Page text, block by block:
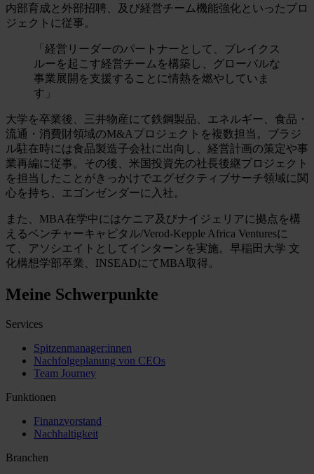
内部育成と外部招聘、及び経営チーム機能強化といったプロ
ジェクトに従事。
「経営リーダーのパートナーとして、ブレイクス
ルーを起こす経営チームを構築し、グローバルな
事業展開を支援することに情熱を燃やしていま
す」
大学を卒業後、三井物産にて鉄鋼製品、エネルギー、食品・
流通・消費財領域のM&Aプロジェクトを複数担当。ブラジ
ル駐在時には食品製造子会社に出向し、経営計画の策定や事
業再編に従事。その後、米国投資先の社長後継プロジェクト
を担当したことがきっかけでエグゼクティブサーチ領域に関
心を持ち、エゴンゼンダーに入社。
また、MBA在学中にはケニア及びナイジェリアに拠点を構
えるベンチャーキャピタル/Verod-Kepple Africa Venturesに
て、アソシエイトとしてインターンを実施。早稲田大学 文
化構想学部卒業、INSEADにてMBA取得。
Meine Schwerpunkte
Services
Spitzenmanager:innen
Nachfolgeplanung von CEOs
Team Journey
Funktionen
Finanzvorstand
Nachhaltigkeit
Branchen